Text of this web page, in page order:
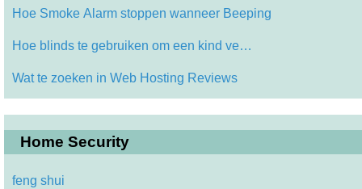
Hoe Smoke Alarm stoppen wanneer Beeping
Hoe blinds te gebruiken om een ​​kind ve…
Wat te zoeken in Web Hosting Reviews
Home Security
feng shui